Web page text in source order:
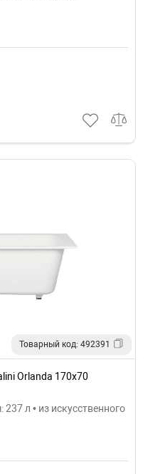
Товарный код: 492391
Orlanda 170х70
л • из искусственного